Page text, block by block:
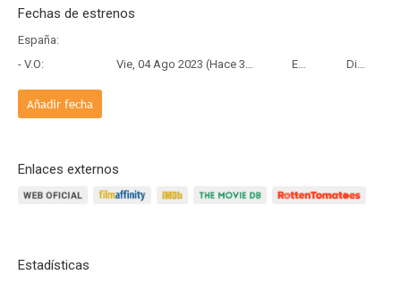
Fechas de estrenos
España:
- V.O:
Vie, 04 Ago 2023 (Hace 3 años) Estreno Disney+
Añadir fecha
Enlaces externos
Estadísticas